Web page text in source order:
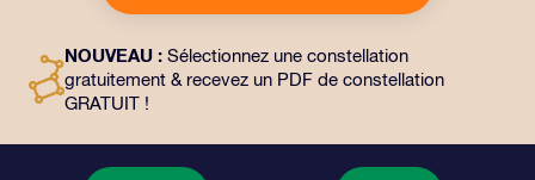
choix, ainsi que des documents numériques et
façon magique d’offrir un cadeau éternel à vos amis et
à vos proches.
NOUVEAU : Sélectionnez une constellation
gratuitement & recevez un PDF de constellation
GRATUIT !